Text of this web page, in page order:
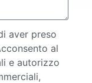
aver preso
al
e autorizzo